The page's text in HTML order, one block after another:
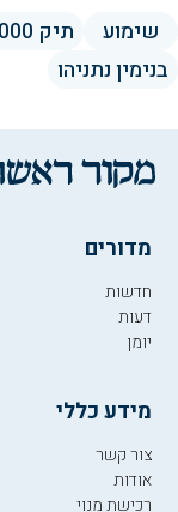
שימוע תיק 2000
בנימין נתניהו
מדורים
חדשות
דעות
יומן
מידע כללי
צור קשר
אודות
רכישת מנוי